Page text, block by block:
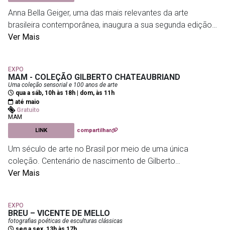
Anna Bella Geiger, uma das mais relevantes da arte
brasileira contemporânea, inaugura a sua segunda edição
do Projeto com uma escultura de grande formato, aos 92
Com curadoria de Ulisses Carrilho, o Projeto Maravilha
propõe um diálogo entre arte, natureza e tecnologia para
falar de preservação ambiental.
O Bosque das Artes
Parque Bondinho Pão de Açúcar
Ingressos para o Parque Bondinho:
R$ 155 (brasileiros), R$ 85 (cariocas) e R$ 199
Parque Bondinho Pão de Açucar
Ver Mais
EXPO
MAM - COLEÇÃO GILBERTO CHATEAUBRIAND
Uma coleção sensorial e 100 anos de arte
qua a sáb, 10h às 18h | dom, às 11h
até maio
Gratuito
MAM
LINK compartilhar
Um século de arte no Brasil por meio de uma única
coleção. Centenário de nascimento de Gilberto
Chateaubriand (1925 – 2022).
a vida à arte.
Ver Mais
EXPO
BREU – VICENTE DE MELLO
fotografias poéticas de esculturas clássicas